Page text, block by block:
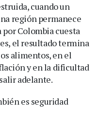
cuando un
región permanece
por Colombia cuesta
el resultado termina
alimentos, en el
y en la dificultad
adelante.
es seguridad